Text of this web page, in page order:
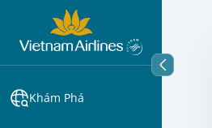
Khám Phá